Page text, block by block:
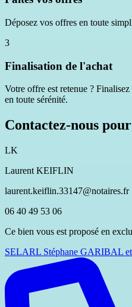
Déposez vos offres en toute
3
Finalisation de l'achat
Votre offre est retenue ?
en toute sérénité.
Contactez-nous
LK
Laurent KEIFLIN
laurent.keiflin.33147@notaires.fr
06 40 49 53 06
Ce bien vous est proposé en
SELARL Stéphane GARIBAL